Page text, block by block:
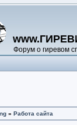
Форум о гиревом
» Работа сайта